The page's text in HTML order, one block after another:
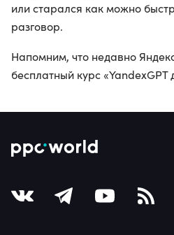
или старался как можно
разговор.
Напомним, что недавно
бесплатный курс